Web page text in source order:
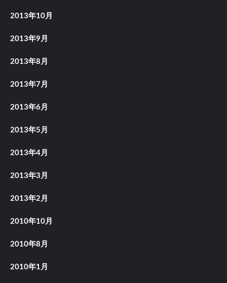
2013年10月
2013年9月
2013年8月
2013年7月
2013年6月
2013年5月
2013年4月
2013年3月
2013年2月
2010年10月
2010年8月
2010年1月